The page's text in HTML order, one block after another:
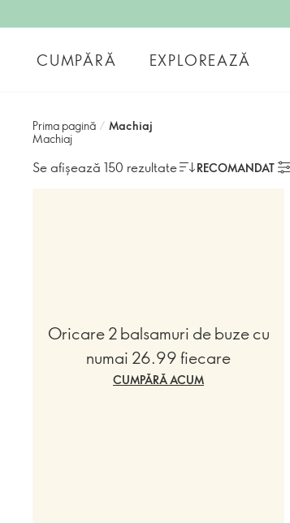
CUMPĂRĂ EXPLOREAZĂ
Prima pagină / Machiaj
Machiaj
Se afișează 150 rezultate RECOMANDAT
Oricare 2 balsamuri de buze cu
numai 26.99 fiecare
CUMPĂRĂ ACUM